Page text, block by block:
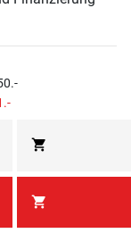
shopping_cart
shopping_cart